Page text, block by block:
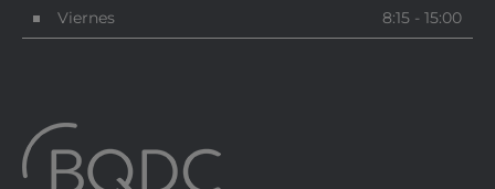
Viernes 8:15 - 15:00